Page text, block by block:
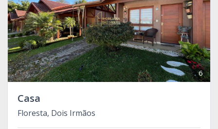
6
Casa
Floresta, Dois Irmãos